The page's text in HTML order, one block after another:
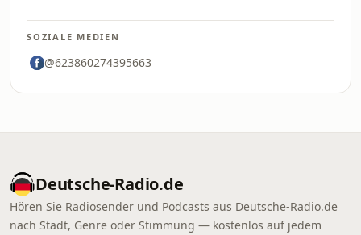
SOZIALE MEDIEN
@623860274395663
Deutsche-Radio.de
Hören Sie Radiosender und Podcasts aus Deutsche-Radio.de
nach Stadt, Genre oder Stimmung — kostenlos auf jedem